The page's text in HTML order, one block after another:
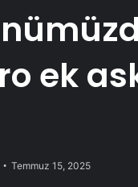
ek
Temmuz 15, 2025